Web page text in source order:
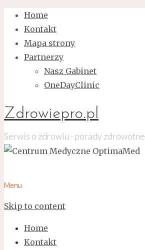
Home
Kontakt
Mapa strony
Partnerzy
Nasz Gabinet
OneDayClinic
Zdrowiepro.pl
Serwis o zdrowiu - porady zdrowotne
Menu
Skip to content
Home
Kontakt